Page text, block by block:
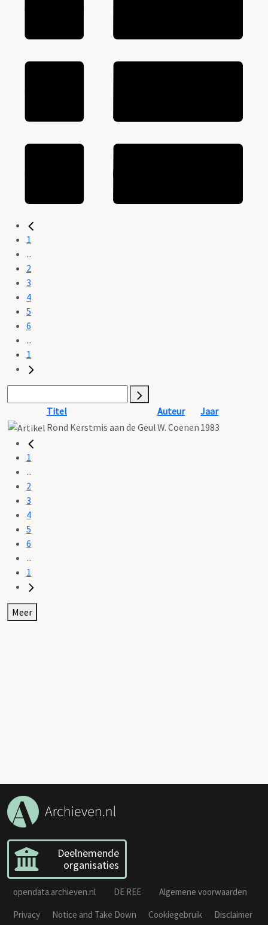
1
...
2
3
4
5
6
...
1
Titel Auteur
Jaar
Rond Kerstmis aan de GeulW. Coenen 1983
1
...
2
3
4
5
6
...
1
Meer
Deelnemende
organisaties
opendata.archieven.nl DE REE
Algemene voorwaarden
Privacy
Notice and Take Down Cookiegebruik Disclaimer